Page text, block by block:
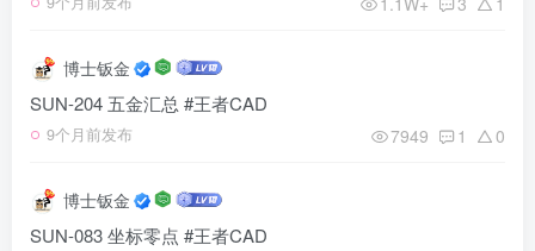
博士钣金
SUN-204 五金汇总 #王者CAD
9个月前发布 7949 1 0
博士钣金
SUN-083 坐标零点 #王者CAD